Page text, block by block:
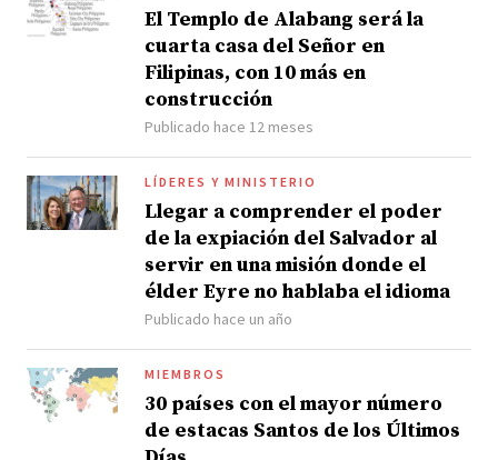
El Templo de Alabang será la
cuarta casa del Señor en
Filipinas, con 10 más en
construcción
Publicado hace 12 meses
LÍDERES Y MINISTERIO
Llegar a comprender el poder
de la expiación del Salvador al
servir en una misión donde el
élder Eyre no hablaba el idioma
Publicado hace un año
MIEMBROS
30 países con el mayor número
de estacas Santos de los Últimos